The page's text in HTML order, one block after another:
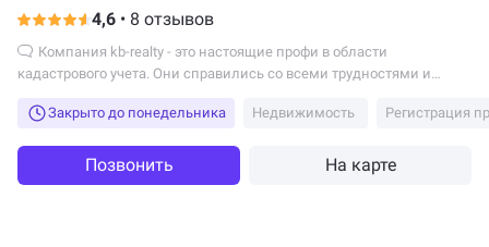
4,6 • 8 отзывов
кадастрового учета. Они справились со всеми трудностями и
приятно иметь дело с такими специалистами.
Закрыто до понедельника Недвижимость Регистрация
Позвонить На карте